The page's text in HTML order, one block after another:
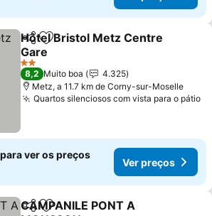
PartilharAdicionar aos favoritos
Hôtel Bristol Metz Centre
Gare
Ver preços
2 Estrelas
8,2 Muito boa
4.325
Metz, a 11.7 km de Corny-sur-Moselle
Quartos silenciosos com vista para o pátio
ver os preços
Ver preços
PartilharAdicionar aos favoritos
CAMPANILE PONT A